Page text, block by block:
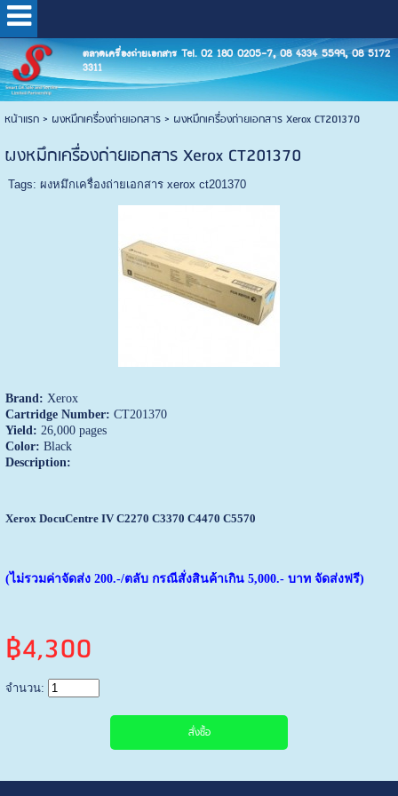
ตลาดเครื่องถ่ายเอกสาร Tel. 02 180 0205-7, 08 4334 5599, 08 5172
3311
หน้าแรก> ผงหมึกเครื่องถ่ายเอกสาร> ผงหมึกเครื่องถ่ายเอกสาร Xerox CT201370
ผงหมึกเครื่องถ่ายเอกสาร Xerox CT201370
Tags: ผงหมึกเครื่องถ่ายเอกสาร xerox ct201370
Brand: Xerox
Cartridge Number: CT201370
Yield: 26,000 pages
Color: Black
Description:
Xerox DocuCentre IV C2270 C3370 C4470 C5570
(ไม่รวมค่าจัดส่ง 200.-/ตลับ กรณีสั่งสินค้าเกิน 5,000.- บาท จัดส่งฟรี)
฿4,300
จำนวน: